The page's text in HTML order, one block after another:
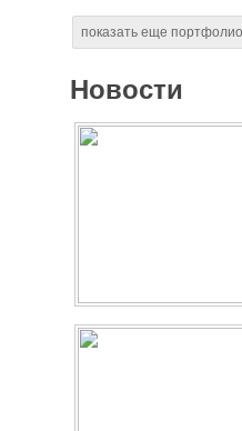
показать еще портфолио
Новости